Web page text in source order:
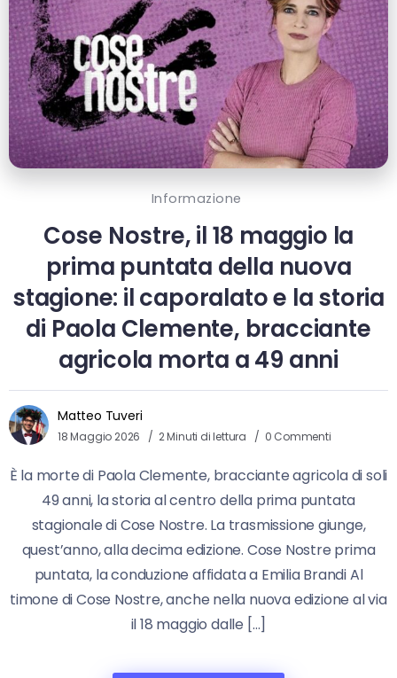
Informazione
Cose Nostre, il 18 maggio la
prima puntata della nuova
stagione: il caporalato e la storia
di Paola Clemente, bracciante
agricola morta a 49 anni
Matteo Tuveri
18 Maggio 2026 2 Minuti di lettura 0 Commenti
È la morte di Paola Clemente, bracciante agricola di soli
49 anni, la storia al centro della prima puntata
stagionale di Cose Nostre. La trasmissione giunge,
quest’anno, alla decima edizione. Cose Nostre prima
puntata, la conduzione affidata a Emilia Brandi Al
timone di Cose Nostre, anche nella nuova edizione al via
il 18 maggio dalle […]